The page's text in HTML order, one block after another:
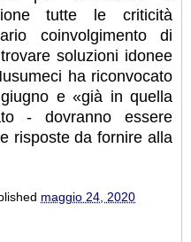
tutte le criticità
coinvolgimento di
soluzioni idonee
ha riconvocato
e «già in quella
- dovranno essere
risposte da fornire alla
maggio 24, 2020